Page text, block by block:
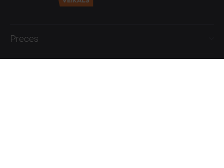
Preces